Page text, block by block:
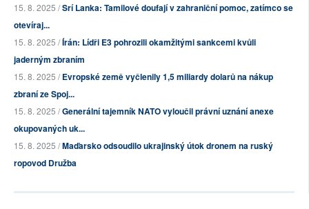
15. 8. 2025 /Srí Lanka: Tamilové doufají v zahraniční pomoc, zatímco se
otevíraj...
15. 8. 2025 /Írán: Lídři E3 pohrozili okamžitými sankcemi kvůli
jaderným zbraním
15. 8. 2025 /Evropské země vyčlenily 1,5 miliardy dolarů na nákup
zbraní ze Spoj...
15. 8. 2025 /Generální tajemník NATO vyloučil právní uznání anexe
okupovaných uk...
15. 8. 2025 /Maďarsko odsoudilo ukrajinský útok dronem na ruský
ropovod Družba